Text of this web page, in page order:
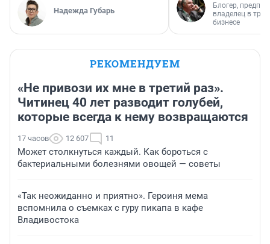
Надежда Губарь
Блогер,
владелец в
бизнесе
РЕКОМЕНДУЕМ
«Не привози их мне в третий раз».
Читинец 40 лет разводит голубей,
которые всегда к нему возвращаются
17 часов 12 607 11
Может столкнуться каждый. Как бороться с
бактериальными болезнями овощей — советы
«Так неожиданно и приятно». Героиня мема
вспомнила о съемках с гуру пикапа в кафе
Владивостока